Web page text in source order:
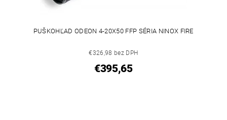
PUŠKOHĽAD ODEON 4-20X50 FFP SÉRIA NINOX FIRE
€326,98 bez DPH
€395,65